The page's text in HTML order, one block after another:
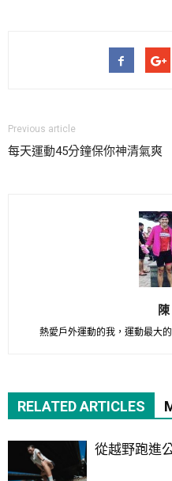
Previous article
每天運動45分鐘保你神清氣爽
熱愛戶外運動的我，運動最大
RELATED ARTICLES
從越野跑進